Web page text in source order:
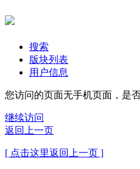
搜索
版块列表
用户信息
您访问的页面无手机页面，是
继续访问
返回上一页
[ 点击这里返回上一页 ]